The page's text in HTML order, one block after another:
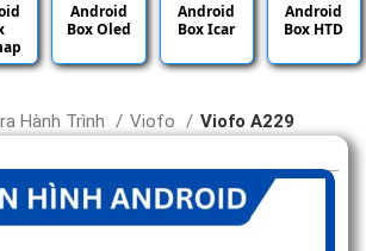
Android
Box Oled
Android
Box Icar
Android
Box HTD
Hành Trình Viofo Viofo A229